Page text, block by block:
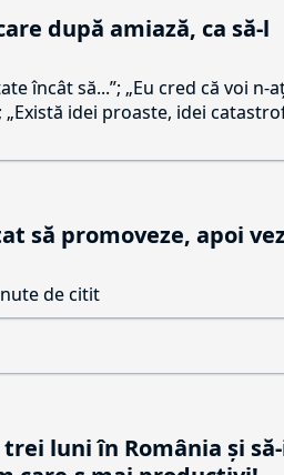
după amiază, ca să-l
încât să...”; „Eu cred că voi n-
idei proaste, idei
să promoveze, apoi
de citit
luni în România și